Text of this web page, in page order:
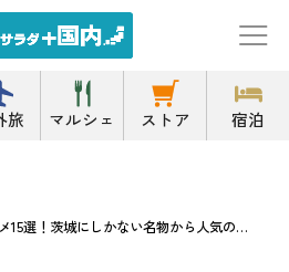
旅 マルシェ ストア 宿泊
茨城のおすすめ絶品ご当地グルメ15選！茨城にしかない名物から人気の名店16選も紹介